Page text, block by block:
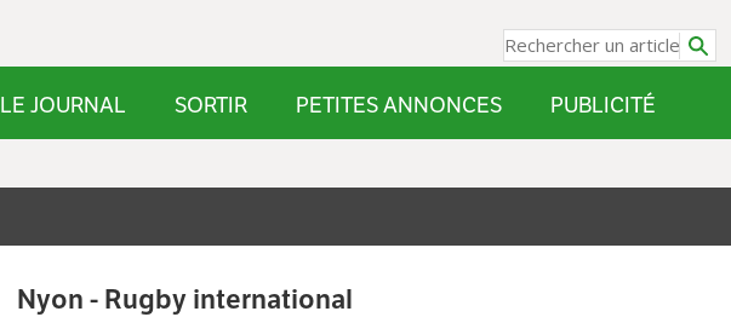
LE JOURNAL SORTIR PETITES ANNONCES PUBLICITÉ
Nyon - Rugby international